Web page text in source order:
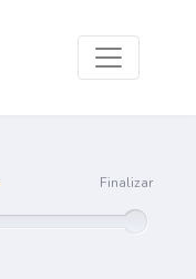
Finalizar